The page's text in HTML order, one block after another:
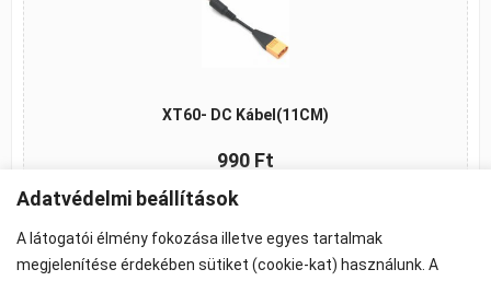
XT60- DC Kábel(11CM)
990 Ft
Kosárba
Adatvédelmi beállítások
A látogatói élmény fokozása illetve egyes tartalmak
megjelenítése érdekében sütiket (cookie-kat) használunk. A